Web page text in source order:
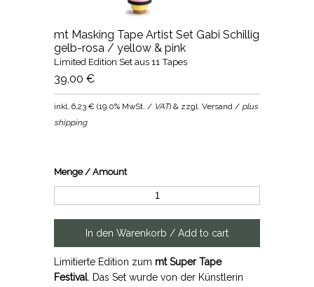
mt Masking Tape Artist Set Gabi Schillig
gelb-rosa / yellow & pink
Limited Edition Set aus 11 Tapes
39,00 €
inkl.6,23 € (19.0% MwSt. / VAT) & zzgl. Versand / plus
shipping
Menge / Amount
Limitierte Edition zum mt Super Tape
Festival. Das Set wurde von der Künstlerin